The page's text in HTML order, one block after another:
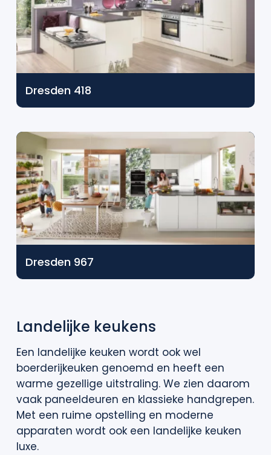
Dresden 418
Dresden 967
Landelijke keukens
Een landelijke keuken wordt ook wel
boerderijkeuken genoemd en heeft een
warme gezellige uitstraling. We zien daarom
vaak paneeldeuren en klassieke handgrepen.
Met een ruime opstelling en moderne
apparaten wordt ook een landelijke keuken
luxe.